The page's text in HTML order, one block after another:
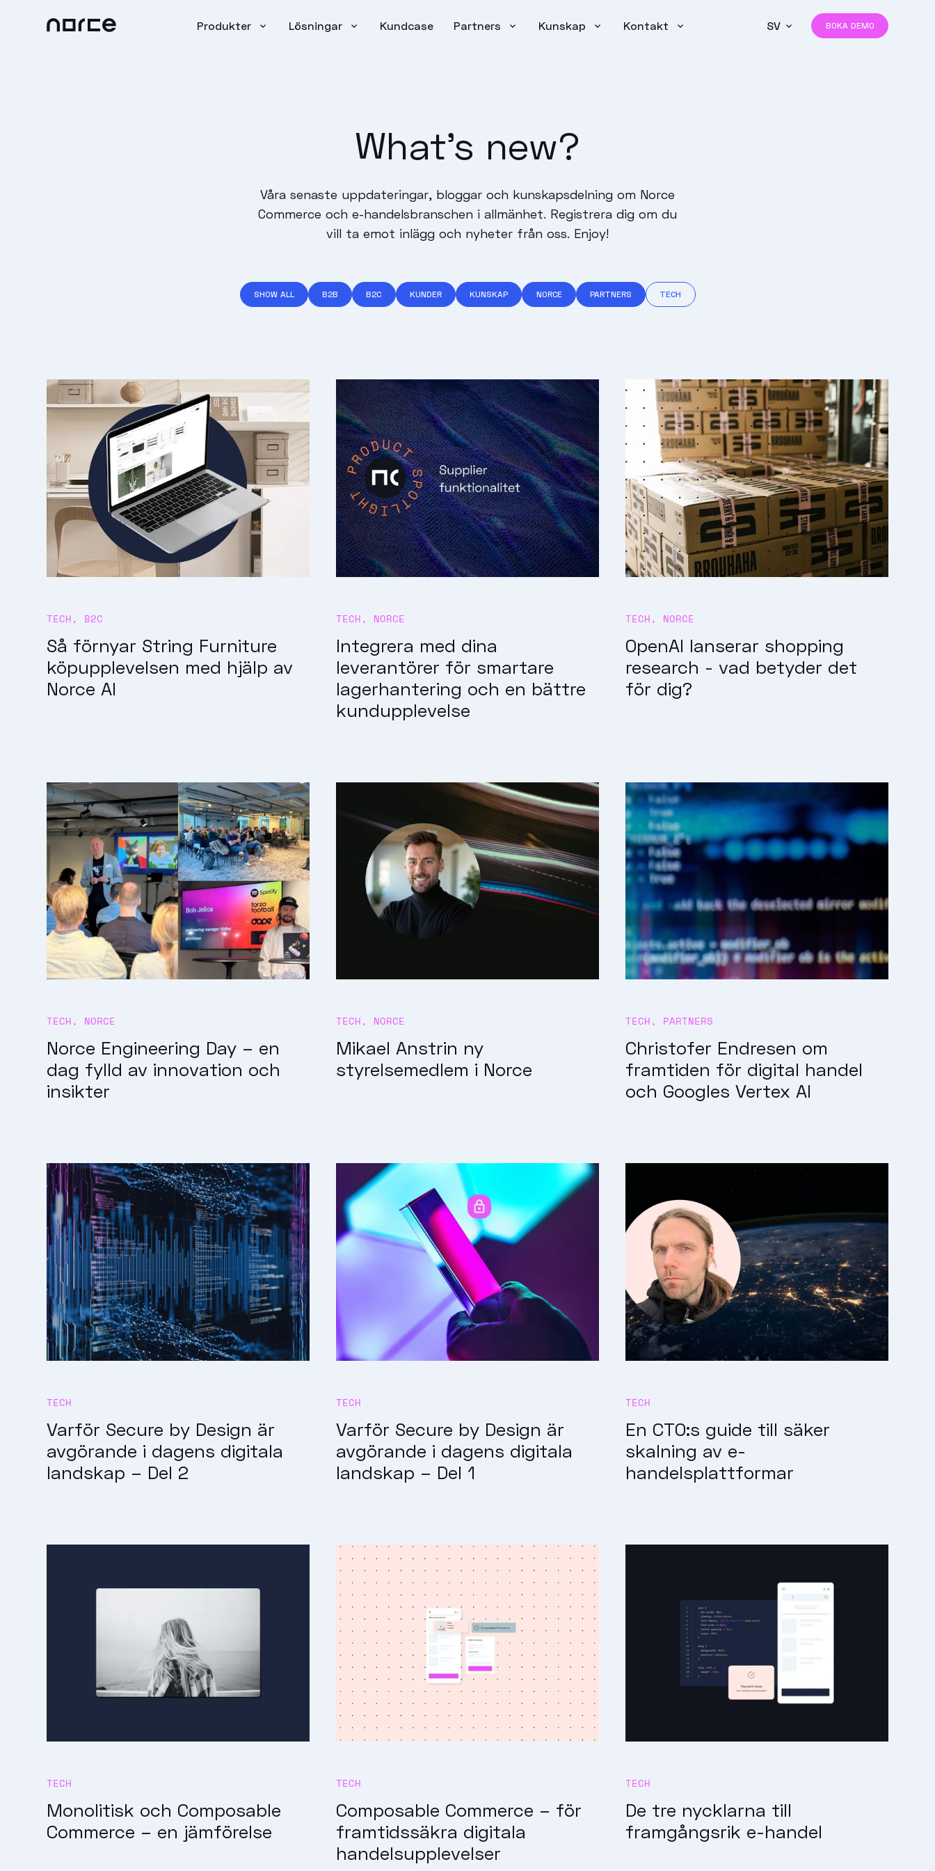
Produkter Lösningar Kundcase Partners Kunskap Kontakt SV BOKA DEMO
What's new?
Våra senaste uppdateringar, bloggar och kunskapsdelning om Norce
Commerce och e-handelsbranschen i allmänhet. Registrera dig om du
vill ta emot inlägg och nyheter från oss. Enjoy!
SHOW ALL B2B B2C KUNDER KUNSKAP NORCE PARTNERS TECH
TECH,B2C
Så förnyar String Furniture
köpupplevelsen med hjälp av
Norce AI
TECH, NORCE
Integrera med dina
leverantörer för smartare
lagerhantering och en bättre
kundupplevelse
TECH, NORCE
OpenAI lanserar shopping
research - vad betyder det
för dig?
TECH, NORCE
Norce Engineering Day – en
dag fylld av innovation och
insikter
TECH, NORCE
Mikael Anstrin ny
styrelsemedlem i Norce
TECH, PARTNERS
Christofer Endresen om
framtiden för digital handel
och Googles Vertex AI
TECH
Varför Secure by Design är
avgörande i dagens digitala
landskap – Del 2
TECH
Varför Secure by Design är
avgörande i dagens digitala
landskap – Del 1
TECH
En CTO:s guide till säker
skalning av e-
handelsplattformar
TECH
Monolitisk och Composable
Commerce – en jämförelse
TECH
Composable Commerce – för
framtidssäkra digitala
handelsupplevelser
TECH
De tre nycklarna till
framgångsrik e-handel